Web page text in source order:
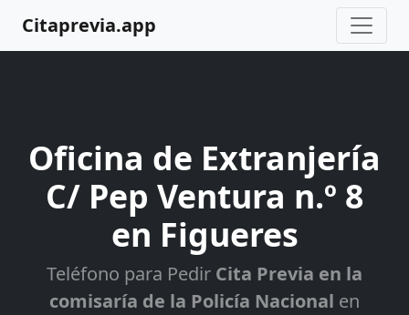
Citaprevia.app
Oficina de Extranjería
C/ Pep Ventura n.º 8
en Figueres
Teléfono para Pedir Cita Previa en la
comisaría de la Policía Nacional en